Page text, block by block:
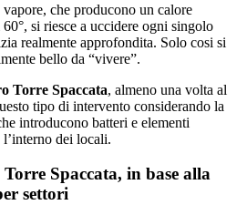
che producono un calore
si riesce a uccidere ogni singolo
realmente approfondita. Solo cosi si
bello da “vivere”.
Torre Spaccata, almeno una volta al
tipo di intervento considerando la
introducono batteri e elementi
l’interno dei locali.
Spaccata, in base alla
settori